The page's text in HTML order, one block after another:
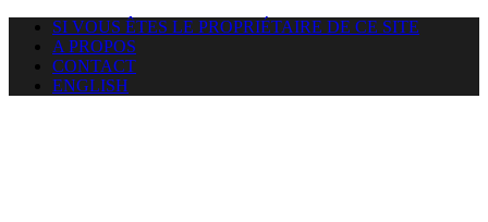
SI VOUS ÊTES LE PROPRIÉTAIRE DE CE SITE
A PROPOS
CONTACT
ENGLISH